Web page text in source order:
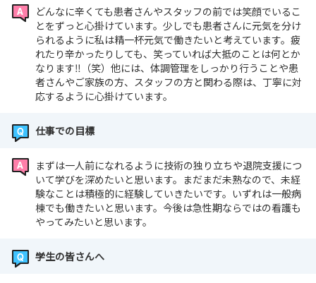
どんなに辛くても患者さんやスタッフの前では笑顔でいるこ
とをずっと心掛けています。少しでも患者さんに元気を分け
られるように私は精一杯元気で働きたいと考えています。疲
れたり辛かったりしても、笑っていれば大抵のことは何とか
なります‼（笑）他には、体調管理をしっかり行うことや患
者さんやご家族の方、スタッフの方と関わる際は、丁寧に対
応するように心掛けています。
仕事での目標
まずは一人前になれるように技術の独り立ちや退院支援につ
いて学びを深めたいと思います。まだまだ未熟なので、未経
験なことは積極的に経験していきたいです。いずれは一般病
棟でも働きたいと思います。今後は急性期ならではの看護も
やってみたいと思います。
学生の皆さんへ